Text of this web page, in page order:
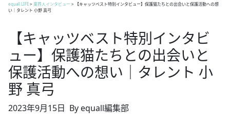
equall LIFE> 業界人インタビュー >
【キャッツベスト特別インタビュー】保護猫たちとの出会いと保護活動への想
い｜タレント 小野 真弓
【キャッツベスト特別インタビ
ュー】保護猫たちとの出会いと
保護活動への想い｜タレント 小
野 真弓
2023年9月15日 By equall編集部